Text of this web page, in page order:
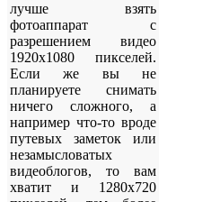
лучше взять
фотоаппарат с
разрешением видео
1920х1080 пикселей.
Если же вы не
планируете снимать
ничего сложного, а
например что-то вроде
путевых заметок или
незамысловатых
видеоблогов, то вам
хватит и 1280х720